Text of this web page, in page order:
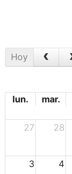
Hoy
lun. mar.
27 28
3 4